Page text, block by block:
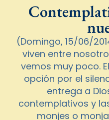
(Domingo, 15/06/
viven entre
vemos muy poco.
opción por el
entrega a
contemplativos y
monjes o